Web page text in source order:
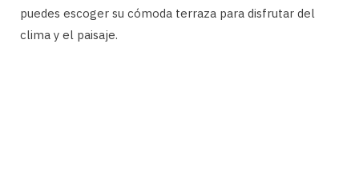
puedes escoger su cómoda terraza para disfrutar del
clima y el paisaje.